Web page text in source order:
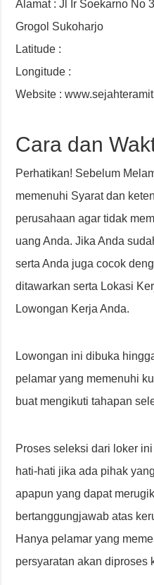
Alamat : Jl Ir Soekarno No
Grogol Sukoharjo
Latitude :
Longitude :
Website :
Cara dan
Perhatikan! Sebelum
memenuhi Syarat dan
perusahaan agar tidak
uang Anda. Jika Anda
serta Anda juga cocok
ditawarkan serta Lokasi
Lowongan Kerja Anda.
Lowongan ini dibuka
pelamar yang memenuhi
buat mengikuti tahapan
Proses seleksi dari loker
hati-hati jika ada pihak
apapun yang dapat
bertanggungjawab atas
Hanya pelamar yang
persyaratan akan diproses